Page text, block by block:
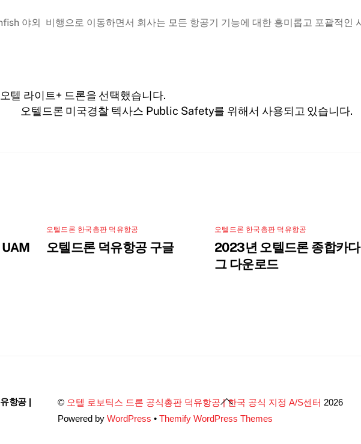
야외 비행으로 이동하면서 회사는 모든 항공기 기능에 대한 흥미롭고 포괄적인
텔 라이트+ 드론을 선택했습니다.
오텔드론 미국경찰 텍사스 Public Safety를 위해서 사용되고 있습니다.
오텔드론 한국총판 덕유항공
오텔드론 덕유항공 구글
오텔드론 한국총판 덕유항공
2023년 오텔드론 종합카
그 다운로드
Back
항공 |
© 오텔 로보틱스 드론 공식총판 덕유항공 | 한국 공식 지정 A/S센터 2026
Powered byWordPress •Themify WordPress Themes